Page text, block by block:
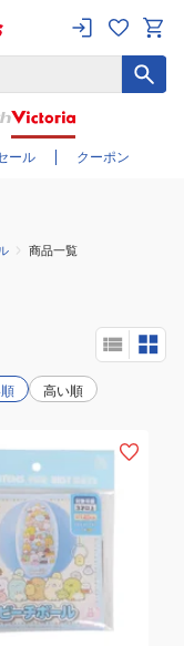
ール クーポン
商品一覧
高い順